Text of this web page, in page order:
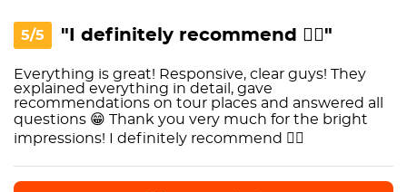
5/5 "I definitely recommend 👍🏼"
Everything is great! Responsive, clear guys! They
explained everything in detail, gave
recommendations on tour places and answered all
questions 😁 Thank you very much for the bright
impressions! I definitely recommend 👍🏼